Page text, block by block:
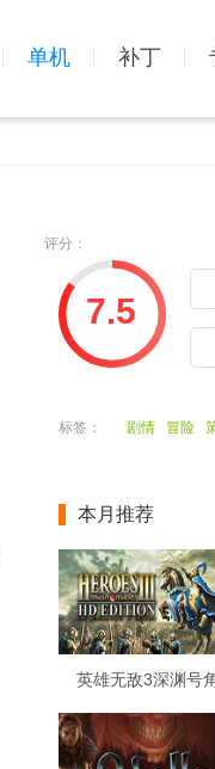
单机 补丁
评分：
7.5
标签： 剧情 冒险
本月推荐
英雄无敌3深渊号